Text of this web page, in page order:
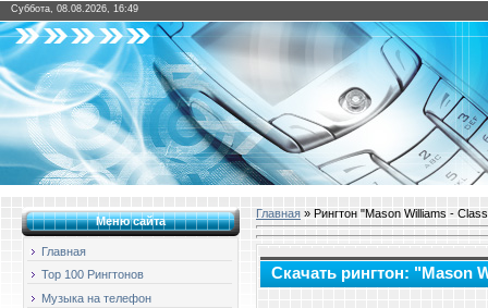
Суббота, 08.08.2026, 16:49
Меню сайта
Главная
Top 100 Рингтонов
Музыка на телефон
Главная » Рингтон "Mason Williams -
Скачать рингтон: "Mason